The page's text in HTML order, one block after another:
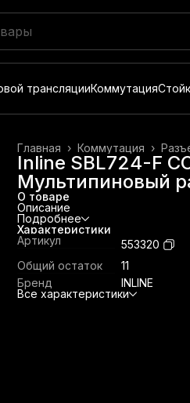
трансляцииКоммутация
Коммутация ›
Главная ›
Inline SBL724-F
Мультипиновый
О товаре
Описание
Подробнее
Характеристики
Артикул
553320
Общий остаток
11
Бренд
INLINE
Все характеристики